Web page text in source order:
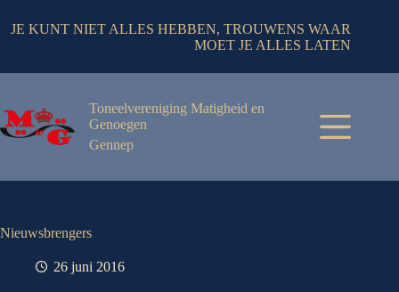
JE KUNT NIET ALLES HEBBEN, TROUWENS WAAR
MOET JE ALLES LATEN
Toneelvereniging Matigheid en
Genoegen
Gennep
Nieuwsbrengers
26 juni 2016